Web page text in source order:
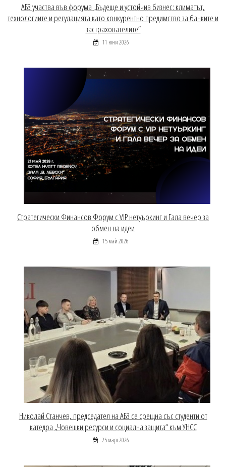
АБЗ участва във форума „Бъдеще и устойчив бизнес: климатът,
технологиите и регулацията като конкурентно предимство за банките и
застрахователите“
11 юни 2026
Стратегически Финансов Форум с VIP нетуъркинг и Гала вечер за
обмен на идеи
15 май 2026
Николай Станчев, председател на АБЗ се срещна със студенти от
катедра „Човешки ресурси и социална защита“ към УНСС
25 март 2026